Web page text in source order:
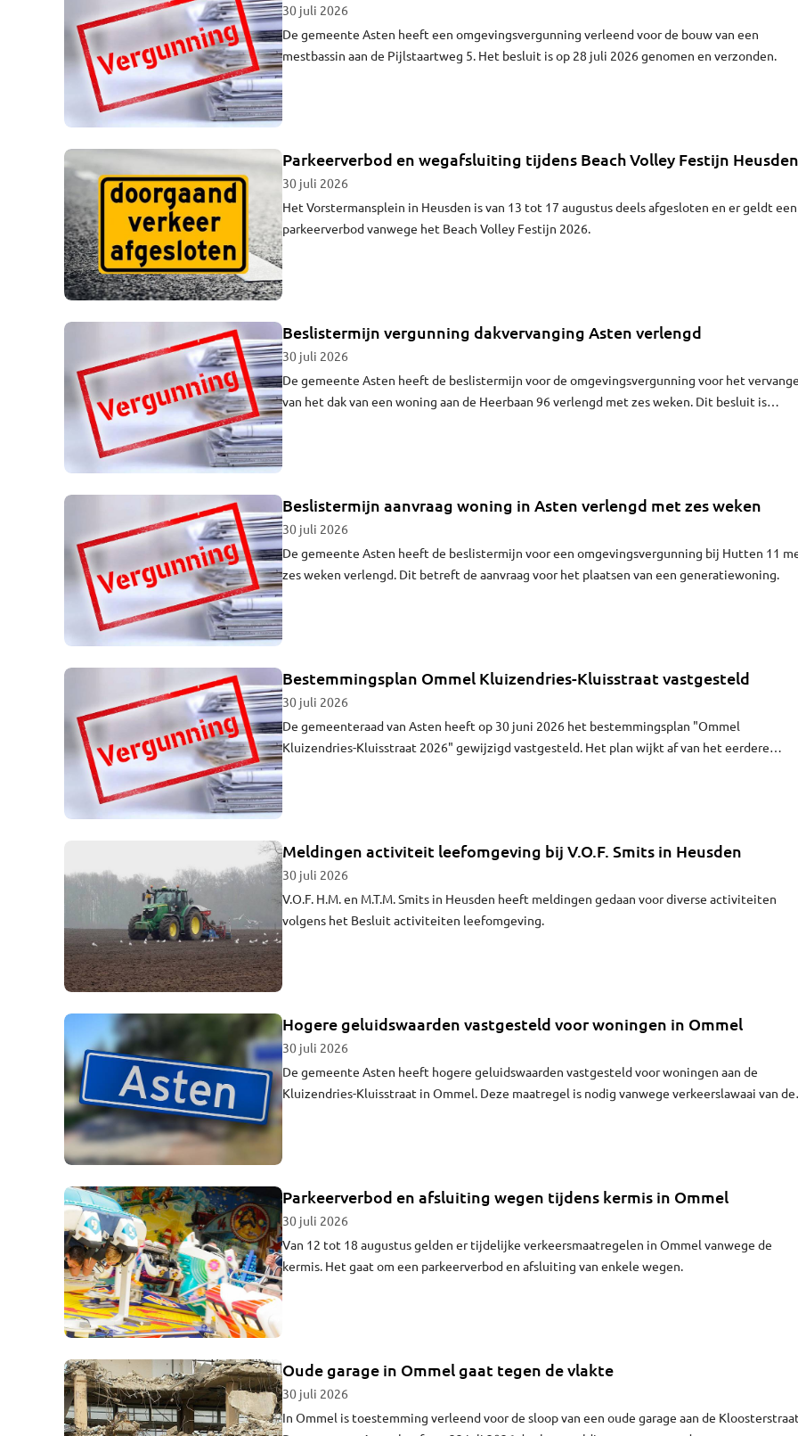
30 juli 2026
De gemeente Asten heeft een omgevingsvergunning verleend voor de bouw van een
mestbassin aan de Pijlstaartweg 5. Het besluit is op 28 juli 2026 genomen en verzonden.
Parkeerverbod en wegafsluiting tijdens Beach Volley Festijn Heusden
30 juli 2026
Het Vorstermansplein in Heusden is van 13 tot 17 augustus deels afgesloten en er geldt een
parkeerverbod vanwege het Beach Volley Festijn 2026.
Beslistermijn vergunning dakvervanging Asten verlengd
30 juli 2026
De gemeente Asten heeft de beslistermijn voor de omgevingsvergunning voor het
van het dak van een woning aan de Heerbaan 96 verlengd met zes weken. Dit besluit is
Beslistermijn aanvraag woning in Asten verlengd met zes weken
30 juli 2026
De gemeente Asten heeft de beslistermijn voor een omgevingsvergunning bij Hutten 11
zes weken verlengd. Dit betreft de aanvraag voor het plaatsen van een generatiewoning.
Bestemmingsplan Ommel Kluizendries-Kluisstraat vastgesteld
30 juli 2026
De gemeenteraad van Asten heeft op 30 juni 2026 het bestemmingsplan "Ommel
Kluizendries-Kluisstraat 2026" gewijzigd vastgesteld. Het plan wijkt af van het eerdere
Meldingen activiteit leefomgeving bij V.O.F. Smits in Heusden
30 juli 2026
V.O.F. H.M. en M.T.M. Smits in Heusden heeft meldingen gedaan voor diverse activiteiten
volgens het Besluit activiteiten leefomgeving.
Hogere geluidswaarden vastgesteld voor woningen in Ommel
30 juli 2026
De gemeente Asten heeft hogere geluidswaarden vastgesteld voor woningen aan de
Kluizendries-Kluisstraat in Ommel. Deze maatregel is nodig vanwege verkeerslawaai van de
Parkeerverbod en afsluiting wegen tijdens kermis in Ommel
30 juli 2026
Van 12 tot 18 augustus gelden er tijdelijke verkeersmaatregelen in Ommel vanwege de
kermis. Het gaat om een parkeerverbod en afsluiting van enkele wegen.
Oude garage in Ommel gaat tegen de vlakte
30 juli 2026
In Ommel is toestemming verleend voor de sloop van een oude garage aan de Kloosterstraat.